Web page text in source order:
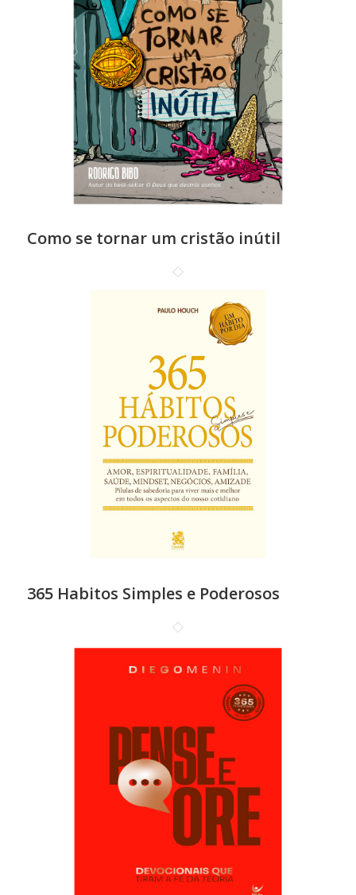
Como se tornar um cristão inútil
365 Habitos Simples e Poderosos